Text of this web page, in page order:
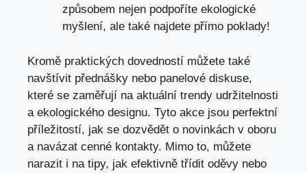
způsobem nejen podpoříte ekologické
myšlení, ale také najdete přímo poklady!
Kromě praktických dovedností můžete také
navštívit přednášky nebo panelové diskuse,
které se zaměřují na aktuální trendy udržitelnosti
a ekologického designu. Tyto akce jsou perfektní
příležitostí, jak se dozvědět o novinkách v oboru
a navázat cenné kontakty. Mimo to, můžete
narazit i na tipy, jak efektivně třídit oděvy nebo